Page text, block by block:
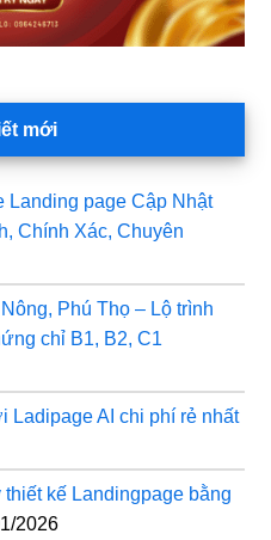
mới
Landing page Cập Nhật
Chính Xác, Chuyên
Phú Thọ – Lộ trình
chỉ B1, B2, C1
Ladipage AI chi phí rẻ nhất
kế Landingpage bằng
2026